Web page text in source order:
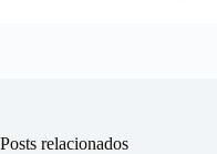
Posts relacionados